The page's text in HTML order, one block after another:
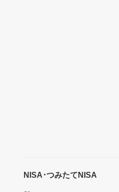
NISA･つみたてNISA